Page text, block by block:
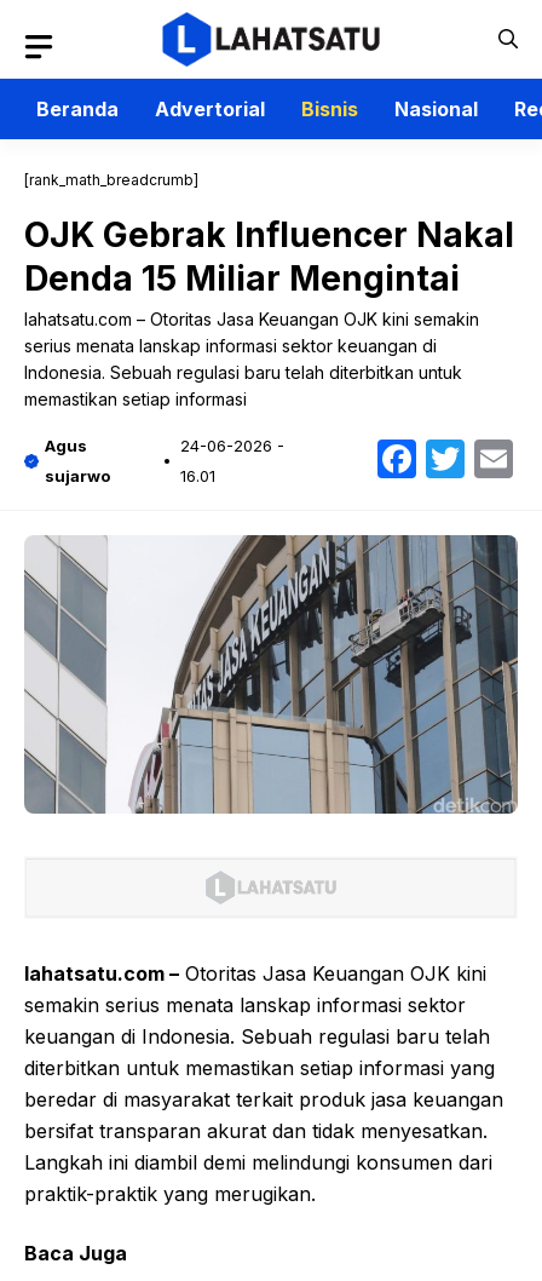
isi
Beranda
Advertorial Bisnis Nasional
[rank_math_breadcrumb]
OJK Gebrak Influencer Nakal
Denda 15 Miliar Mengintai
lahatsatu.com – Otoritas Jasa Keuangan OJK kini semakin
serius menata lanskap informasi sektor keuangan di
Indonesia. Sebuah regulasi baru telah diterbitkan untuk
memastikan setiap informasi
Agus
sujarwo
24-06-2026 -
16.01
lahatsatu.com – Otoritas Jasa Keuangan OJK kini
semakin serius menata lanskap informasi sektor
keuangan di Indonesia. Sebuah regulasi baru telah
diterbitkan untuk memastikan setiap informasi yang
beredar di masyarakat terkait produk jasa keuangan
bersifat transparan akurat dan tidak menyesatkan.
Langkah ini diambil demi melindungi konsumen dari
praktik-praktik yang merugikan.
Baca Juga